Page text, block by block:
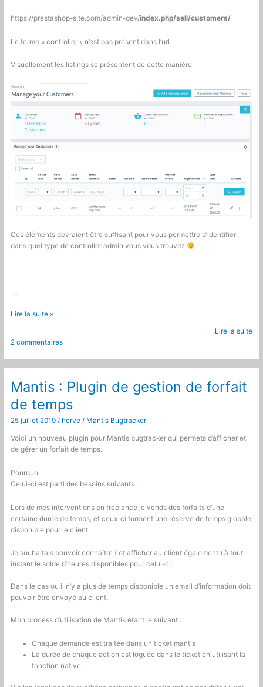
https://prestashop-site.com/admin-dev/index.php/sell/customers/
Le terme « controller » n’est pas présent dans l’url.
Visuellement les listings se présentent de cette manière
Ces éléments devraient être suffisant pour vous permettre d’identifier
dans quel type de controller admin vous vous trouvez
…
Prestashop
si
un
controller
admin
a
été
vers
symfony
Lire la suite »
Lire la suite
2 commentaires
Mantis : Plugin de gestion de forfait
de temps
25 juillet 2019/ herve/ Mantis Bugtracker
Voici un nouveau plugin pour Mantis bugtracker qui permets d’afficher et
de gérer un forfait de temps.
Pourquoi
Celui-ci est parti des besoins suivants :
Lors de mes interventions en freelance je vends des forfaits d’une
certaine durée de temps, et ceux-ci forment une réserve de temps globale
disponible pour le client.
Je souhaitais pouvoir connaître ( et afficher au client également ) à tout
instant le solde d’heures disponibles pour celui-ci.
Dans le cas ou il n’y a plus de temps disponible un email d’information doit
pouvoir être envoyé au client.
Mon process d’utilisation de Mantis étant le suivant :
Chaque demande est traitée dans un ticket mantis
La durée de chaque action est loguée dans le ticket en utilisant la
fonction native